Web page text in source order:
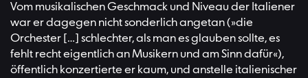
Vom musikalischen Geschmack und Niveau der Italiener
war er dagegen nicht sonderlich angetan (»die
Orchester […] schlechter, als man es glauben sollte, es
fehlt recht eigentlich an Musikern und am Sinn dafür«),
öffentlich konzertierte er kaum, und anstelle italienischer